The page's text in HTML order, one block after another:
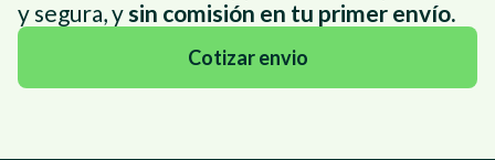
y segura, ysin comisión en tu primer envío.
Cotizar envio